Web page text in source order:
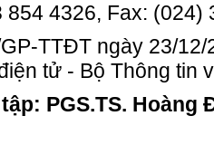
4326, Fax: (024)
TTĐT ngày 23/
tử - Bộ Thông tin
PGS.TS. Hoàng